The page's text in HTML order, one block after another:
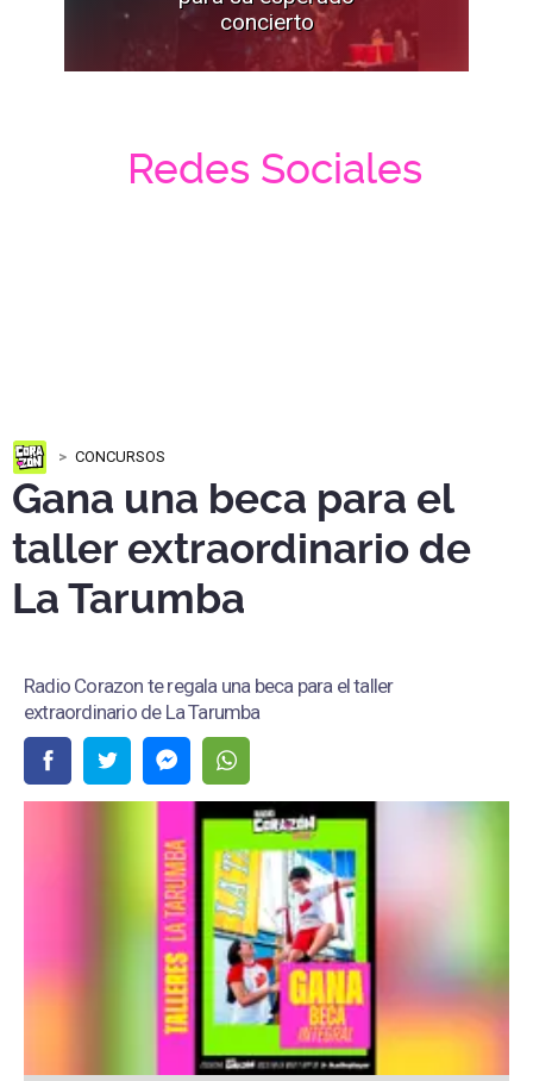
concierto
Redes Sociales
CONCURSOS
Gana una beca para el
taller extraordinario de
La Tarumba
Radio Corazon te regala una beca para el taller
extraordinario de La Tarumba